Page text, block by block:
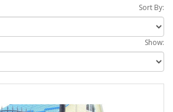
Sort By:
Show: